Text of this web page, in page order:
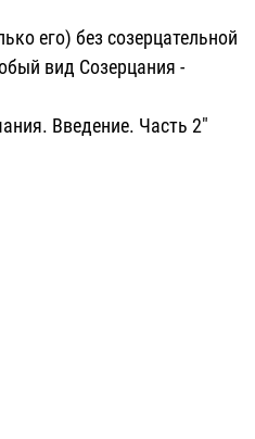
вид Созерцания -
Введение. Часть 2"